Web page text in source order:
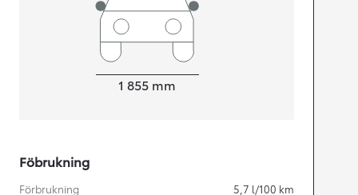
1 855 mm
Föbrukning
Förbrukning 5,7 l/100 km